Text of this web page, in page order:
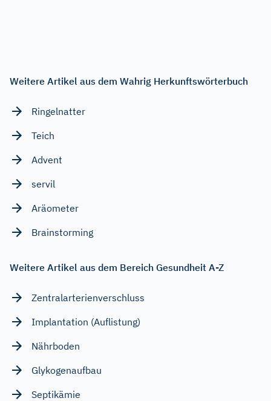
Weitere Artikel aus dem Wahrig Herkunftswörterbuch
Ringelnatter
Teich
Advent
servil
Aräometer
Brainstorming
Weitere Artikel aus dem Bereich Gesundheit A-Z
Zentralarterienverschluss
Implantation (Auflistung)
Nährboden
Glykogenaufbau
Septikämie